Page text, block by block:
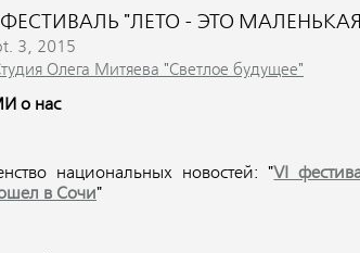
ФЕСТИВАЛЬ "ЛЕТО - ЭТО
3, 2015
Олега Митяева "Светлое будущее"
о нас
национальных новостей: "VI
в Сочи"